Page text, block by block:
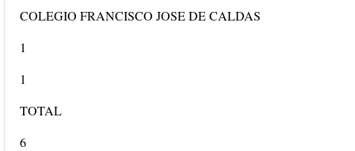
COLEGIO FRANCISCO JOSE DE CALDAS
1
1
TOTAL
6